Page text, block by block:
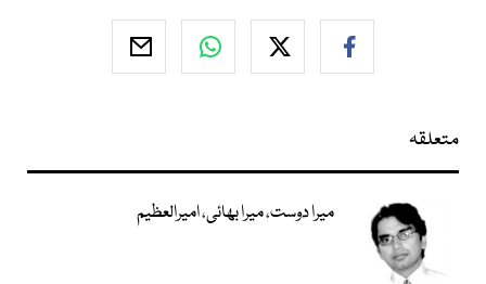
متعلقہ
میرا دوست، میرا بھائی، امیرالعظیم